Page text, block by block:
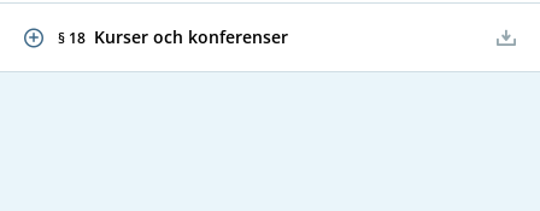
§ 18 Kurser och konferenser